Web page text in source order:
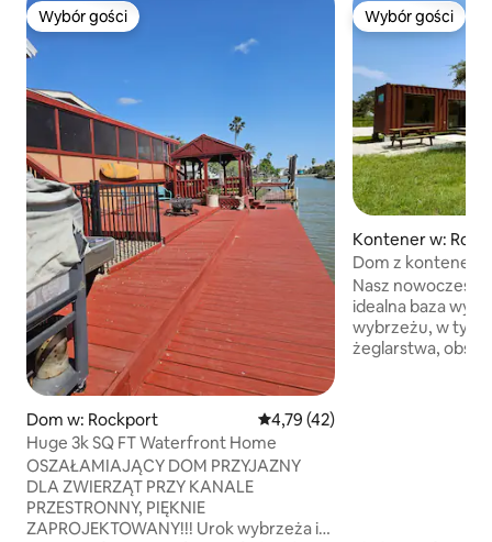
Wybór gości
Wybór gości
Dom w: Rockport Średnia ocena: 4,79 na 5,
4,79 (42)
Huge 3k SQ FT Waterfront Home
OSZAŁAMIAJĄCY DOM PRZYJAZNY
DLA ZWIERZĄT PRZY KANALE
PRZESTRONNY, PIĘKNIE
ZAPROJEKTOWANY!!! Urok wybrzeża i
Wybór gości
Wybór gości
Kontener w:
Dom z kontenera
Nasz
idealna baza
wybrzeżu, w tym
żeglarstwa,